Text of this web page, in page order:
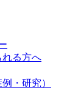
れる方へ
・研究）